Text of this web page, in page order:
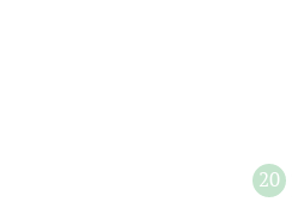
20